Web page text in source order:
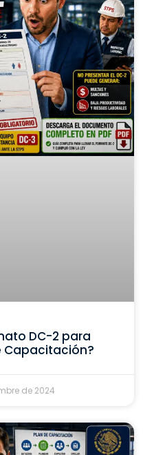
DC-2 para
Capacitación?
de 2024